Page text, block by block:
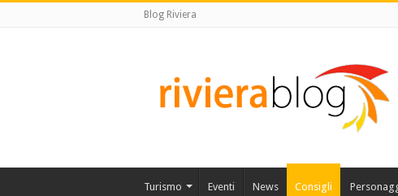
Blog Riviera
Turismo Eventi News Consigli